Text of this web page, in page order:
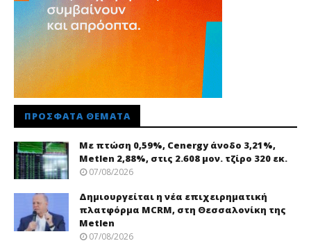
ΠΡΌΣΦΑΤΑ ΘΈΜΑΤΑ
Με πτώση 0,59%, Cenergy άνοδο 3,21%,
Metlen 2,88%, στις 2.608 μον. τζίρο 320 εκ.
07/08/2026
Δημιουργείται η νέα επιχειρηματική
πλατφόρμα MCRM, στη Θεσσαλονίκη της
Metlen
07/08/2026